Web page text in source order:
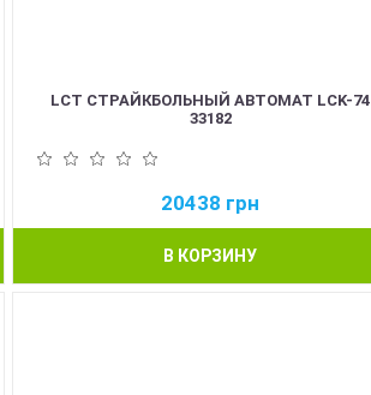
LCT СТРАЙКБОЛЬНЫЙ АВТОМАТ LCK-74
33182
20438 грн
В КОРЗИНУ